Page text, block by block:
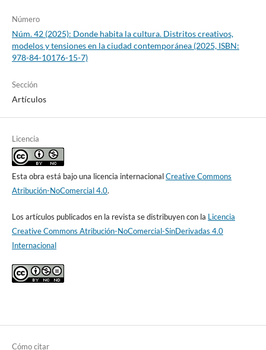
Número
Núm. 42 (2025): Donde habita la cultura. Distritos creativos,
modelos y tensiones en la ciudad contemporánea (2025, ISBN:
978-84-10176-15-7)
Sección
Artículos
Licencia
Esta obra está bajo una licencia internacionalCreative Commons
Atribución-NoComercial 4.0.
Los artículos publicados en la revista se distribuyen con la Licencia
Creative Commons Atribución-NoComercial-SinDerivadas 4.0
Internacional
Cómo citar